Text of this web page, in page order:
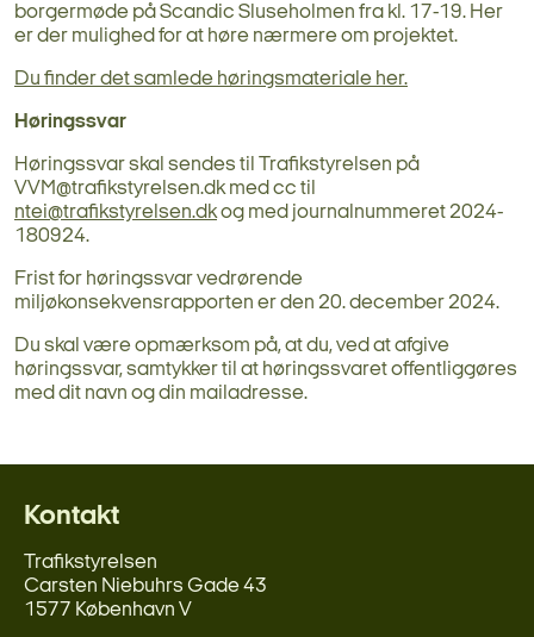
borgermøde på Scandic Sluseholmen fra kl. 17-19. Her
er der mulighed for at høre nærmere om projektet.
Du finder det samlede høringsmateriale her.
Høringssvar
Høringssvar skal sendes til Trafikstyrelsen på
VVM@trafikstyrelsen.dk med cc til
ntei@trafikstyrelsen.dkog med journalnummeret 2024-
180924.
Frist for høringssvar vedrørende
miljøkonsekvensrapporten er den 20. december 2024.
Du skal være opmærksom på, at du, ved at afgive
høringssvar, samtykker til at høringssvaret offentliggøres
med dit navn og din mailadresse.
Kontakt
Trafikstyrelsen
Carsten Niebuhrs Gade 43
1577 København V